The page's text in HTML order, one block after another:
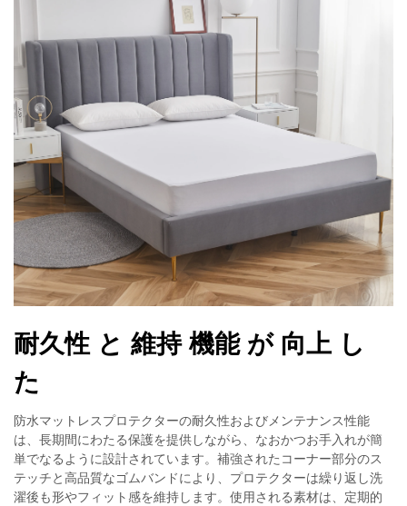
耐久性 と 維持 機能 が 向上 し
た
防水マットレスプロテクターの耐久性およびメンテナンス性能
は、長期間にわたる保護を提供しながら、なおかつお手入れが簡
単でなるように設計されています。補強されたコーナー部分のス
テッチと高品質なゴムバンドにより、プロテクターは繰り返し洗
濯後も形やフィット感を維持します。使用される素材は、定期的